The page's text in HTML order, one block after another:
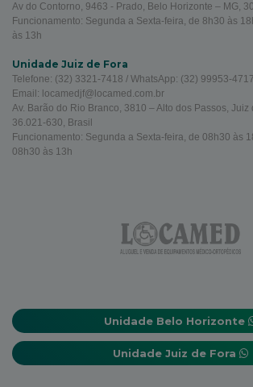
Av do Contorno, 9463 - Prado, Belo Horizonte – MG,
Funcionamento: Segunda a Sexta-feira, de 8h30 às
às 13h
Unidade Juiz de Fora
Telefone: (32) 3321-7418 / WhatsApp: (32) 99953-4717
Email: locamedjf@locamed.com.br
Av. Barão do Rio Branco, 3810 – Alto dos Passos, Juiz
36.021-630, Brasil
Funcionamento: Segunda a Sexta-feira, de 08h30 às
08h30 às 13h
Unidade Belo Horizonte
Unidade Juiz de Fora